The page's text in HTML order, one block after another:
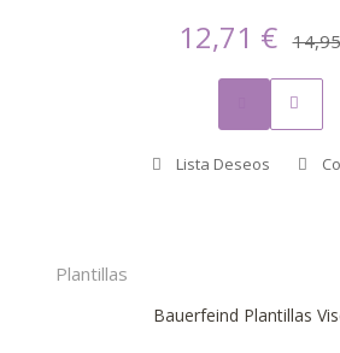
12,71 €
Lista Deseos
Plantillas
Bauerfeind Plantillas